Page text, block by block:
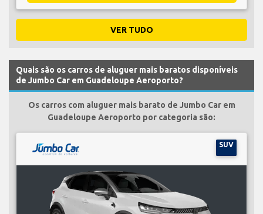
VER TUDO
Quais são os carros de aluguer mais baratos disponíveis
de Jumbo Car em Guadeloupe Aeroporto?
Os carros com aluguer mais barato de Jumbo Car em
Guadeloupe Aeroporto por categoria são:
SUV